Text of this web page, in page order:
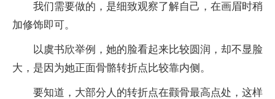
我们需要做的，是细致观察了解自己，在画眉时稍
加修饰即可。
以虞书欣举例，她的脸看起来比较圆润，却不显脸
大，是因为她正面骨骼转折点比较靠内侧。
要知道，大部分人的转折点在颧骨最高点处，这样